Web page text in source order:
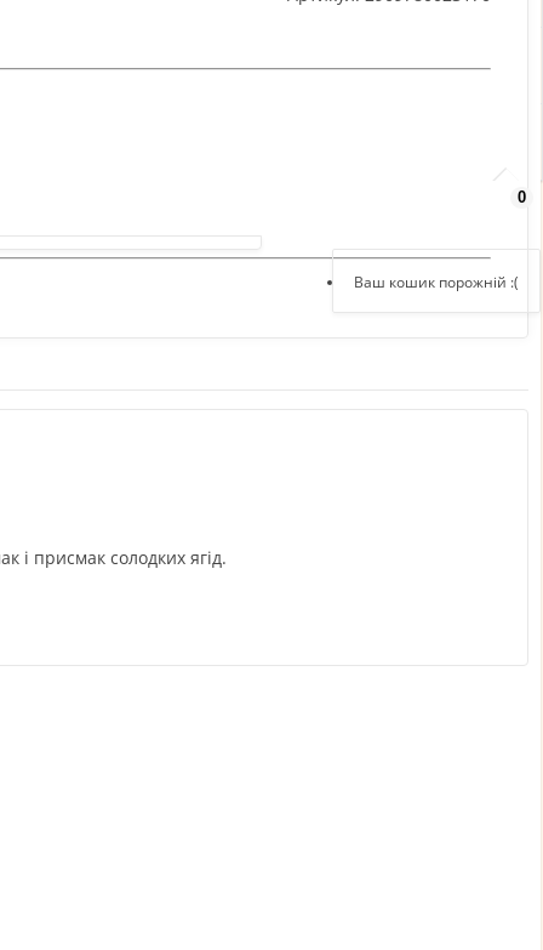
Реєстрація
Авторизація
0
Ваш кошик порожній :(
і присмак солодких ягід.